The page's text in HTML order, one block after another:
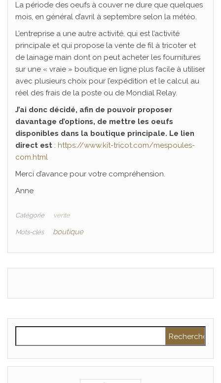
La période des oeufs à couver ne dure que quelques
mois, en général d’avril à septembre selon la météo.
L’entreprise a une autre activité, qui est l’activité
principale et qui propose la vente de fil à tricoter et
de lainage main dont on peut acheter les fournitures
sur une « vraie » boutique en ligne plus facile à utiliser
avec plusieurs choix pour l’expédition et le calcul au
réel des frais de la poste ou de Mondial Relay.
J’ai donc décidé, afin de pouvoir proposer
davantage d’options, de mettre les oeufs
disponibles dans la boutique principale. Le lien
direct est : https://www.kit-tricot.com/mespoules-
com.html
Merci d’avance pour votre compréhension.
Anne
Catégorie vente
Mots-clés boutique